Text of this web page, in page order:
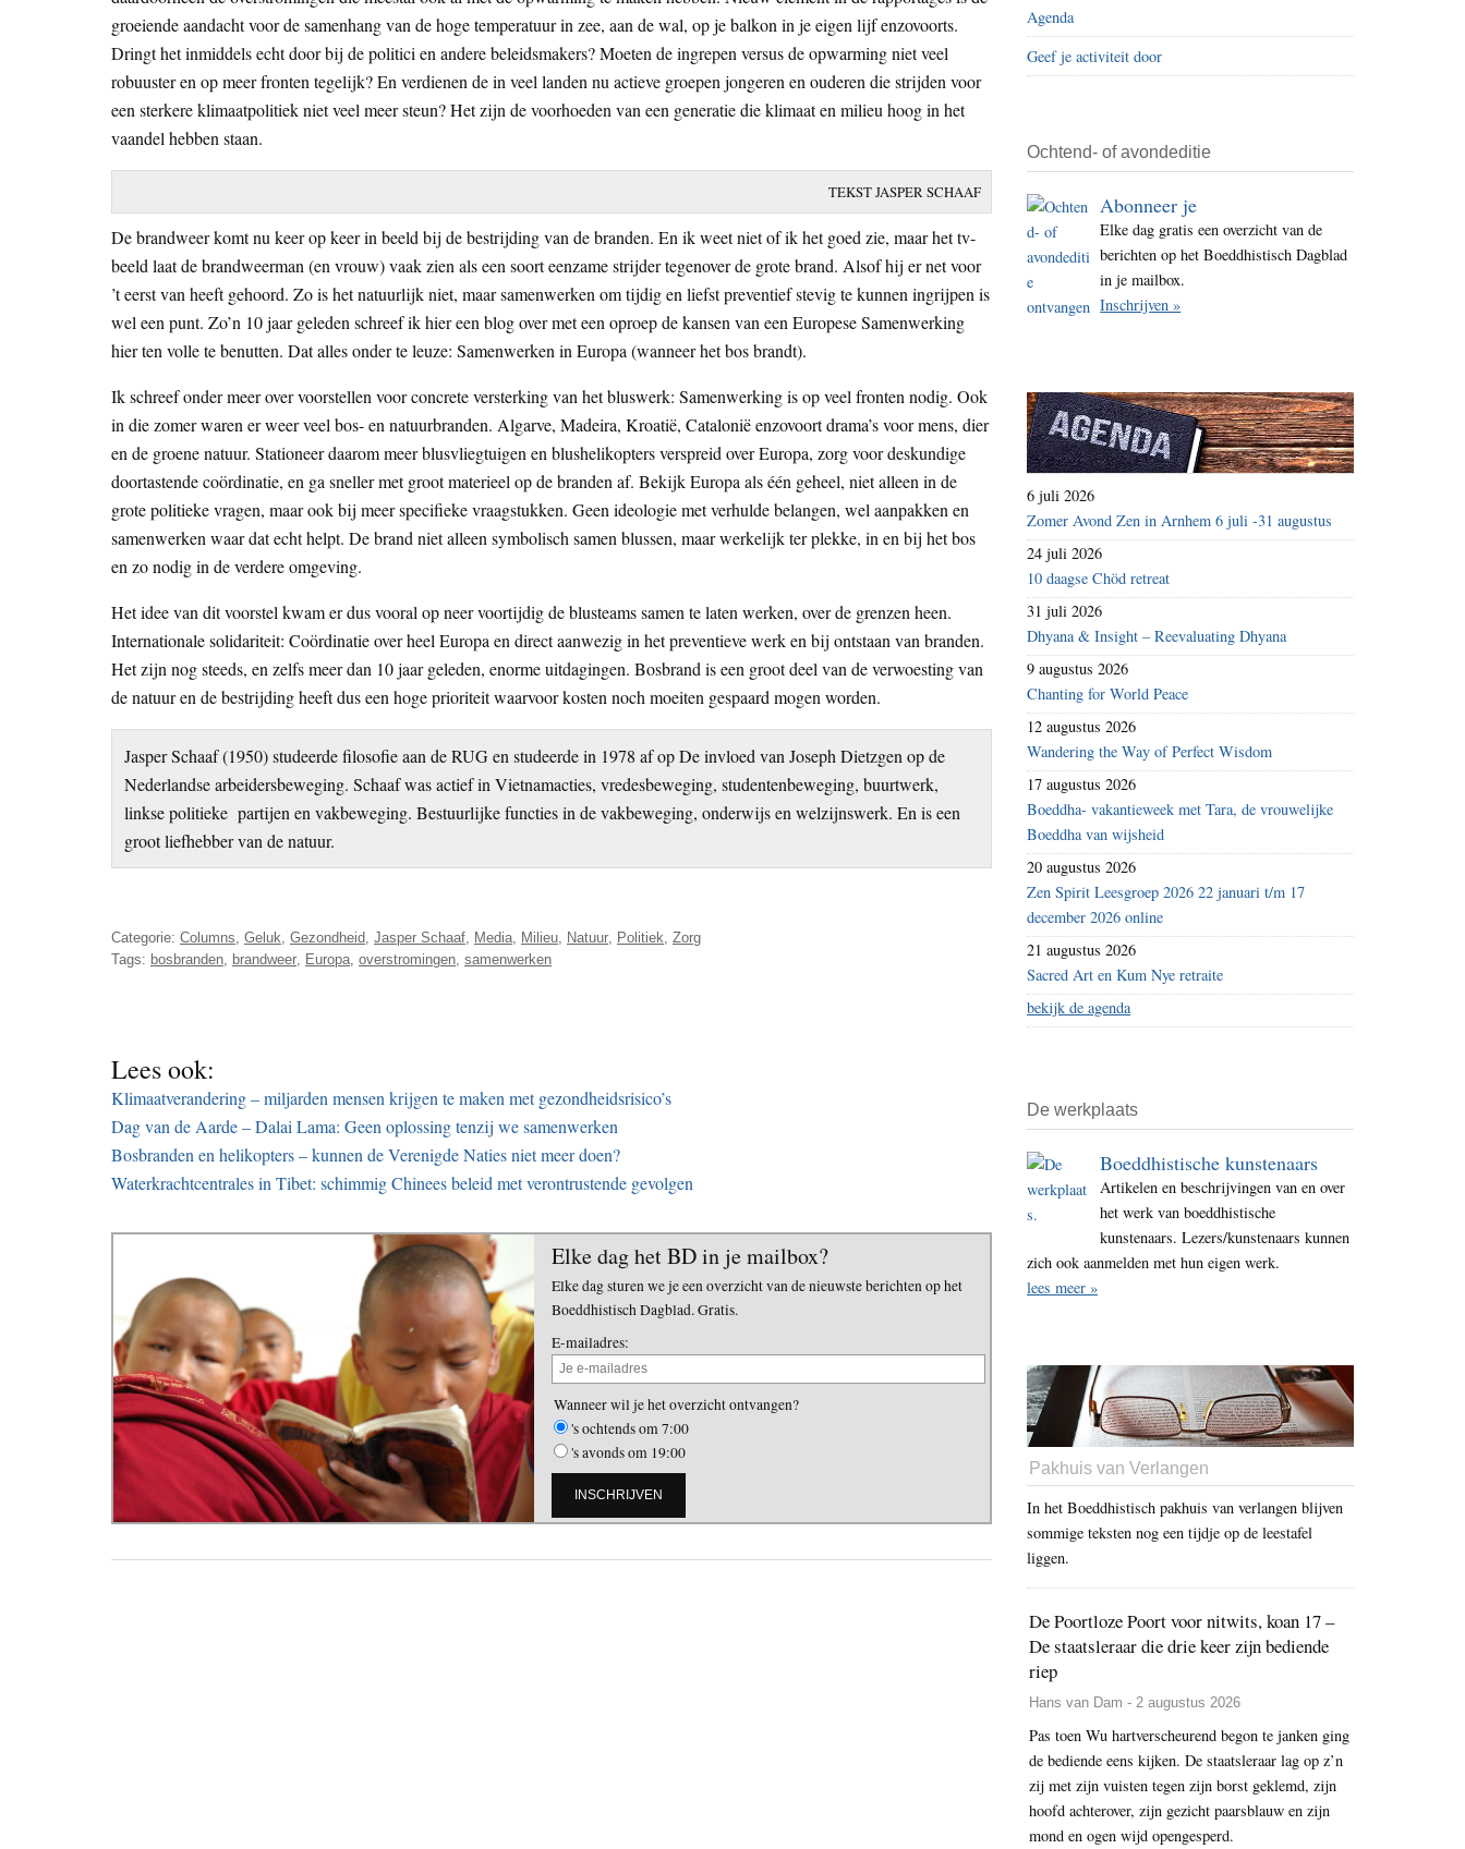
i
t
e
groeiende aandacht voor de samenhang van de hoge temperatuur in zee, aan de wal, op je balkon in je eigen lijf enzovoorts.
Dringt het inmiddels echt door bij de politici en andere beleidsmakers? Moeten de ingrepen versus de opwarming niet veel
robuuster en op meer fronten tegelijk? En verdienen de in veel landen nu actieve groepen jongeren en ouderen die strijden voor
een sterkere klimaatpolitiek niet veel meer steun? Het zijn de voorhoeden van een generatie die klimaat en milieu hoog in het
vaandel hebben staan.
TEKST JASPER SCHAAF
De brandweer komt nu keer op keer in beeld bij de bestrijding van de branden. En ik weet niet of ik het goed zie, maar het tv-
beeld laat de brandweerman (en vrouw) vaak zien als een soort eenzame strijder tegenover de grote brand. Alsof hij er net voor
’t eerst van heeft gehoord. Zo is het natuurlijk niet, maar samenwerken om tijdig en liefst preventief stevig te kunnen ingrijpen is
wel een punt. Zo’n 10 jaar geleden schreef ik hier een blog over met een oproep de kansen van een Europese Samenwerking
hier ten volle te benutten. Dat alles onder te leuze: Samenwerken in Europa (wanneer het bos brandt).
Ik schreef onder meer over voorstellen voor concrete versterking van het bluswerk: Samenwerking is op veel fronten nodig. Ook
in die zomer waren er weer veel bos- en natuurbranden. Algarve, Madeira, Kroatië, Catalonië enzovoort drama’s voor mens, dier
en de groene natuur. Stationeer daarom meer blusvliegtuigen en blushelikopters verspreid over Europa, zorg voor deskundige
doortastende coördinatie, en ga sneller met groot materieel op de branden af. Bekijk Europa als één geheel, niet alleen in de
grote politieke vragen, maar ook bij meer specifieke vraagstukken. Geen ideologie met verhulde belangen, wel aanpakken en
samenwerken waar dat echt helpt. De brand niet alleen symbolisch samen blussen, maar werkelijk ter plekke, in en bij het bos
en zo nodig in de verdere omgeving.
Het idee van dit voorstel kwam er dus vooral op neer voortijdig de blusteams samen te laten werken, over de grenzen heen.
Internationale solidariteit: Coördinatie over heel Europa en direct aanwezig in het preventieve werk en bij ontstaan van branden.
Het zijn nog steeds, en zelfs meer dan 10 jaar geleden, enorme uitdagingen. Bosbrand is een groot deel van de verwoesting van
de natuur en de bestrijding heeft dus een hoge prioriteit waarvoor kosten noch moeiten gespaard mogen worden.
Jasper Schaaf (1950) studeerde filosofie aan de RUG en studeerde in 1978 af op De invloed van Joseph Dietzgen op de
Nederlandse arbeidersbeweging. Schaaf was actief in Vietnamacties, vredesbeweging, studentenbeweging, buurtwerk,
linkse politieke partijen en vakbeweging. Bestuurlijke functies in de vakbeweging, onderwijs en welzijnswerk. En is een
groot liefhebber van de natuur.
Categorie: Columns Geluk Gezondheid Jasper Schaaf Media Milieu Natuur Politiek Zorg
Tags: bosbranden brandweer Europa overstromingen samenwerken
Lees ook:
Klimaatverandering – miljarden mensen krijgen te maken met gezondheidsrisico’s
Dag van de Aarde – Dalai Lama: Geen oplossing tenzij we samenwerken
Bosbranden en helikopters – kunnen de Verenigde Naties niet meer doen?
Waterkrachtcentrales in Tibet: schimmig Chinees beleid met verontrustende gevolgen
Elke dag het BD in je mailbox?
Elke dag sturen we je een overzicht van de nieuwste berichten op het
Boeddhistisch Dagblad. Gratis.
E-mailadres:
Wanneer wil je het overzicht ontvangen?
's ochtends om 7:00
's avonds om 19:00
Agenda
Geef je activiteit door
Ochtend- of avondeditie
Abonneer je
Elke dag gratis een overzicht van de
berichten op het Boeddhistisch Dagblad
in je mailbox.
Inschrijven »
6 juli 2026
Zomer Avond Zen in Arnhem 6 juli -31 augustus
24 juli 2026
10 daagse Chöd retreat
31 juli 2026
Dhyana & Insight – Reevaluating Dhyana
9 augustus 2026
Chanting for World Peace
12 augustus 2026
Wandering the Way of Perfect Wisdom
17 augustus 2026
Boeddha- vakantieweek met Tara, de vrouwelijke
Boeddha van wijsheid
20 augustus 2026
Zen Spirit Leesgroep 2026 22 januari t/m 17
december 2026 online
21 augustus 2026
Sacred Art en Kum Nye retraite
bekijk de agenda
De werkplaats
Boeddhistische kunstenaars
Artikelen en beschrijvingen van en over
het werk van boeddhistische
kunstenaars. Lezers/kunstenaars kunnen
zich ook aanmelden met hun eigen werk.
lees meer »
Pakhuis van Verlangen
In het Boeddhistisch pakhuis van verlangen blijven
sommige teksten nog een tijdje op de leestafel
liggen.
De Poortloze Poort voor nitwits, koan 17 –
De staatsleraar die drie keer zijn bediende
riep
Hans van Dam - 2 augustus 2026
Pas toen Wu hartverscheurend begon te janken ging
de bediende eens kijken. De staatsleraar lag op z’n
zij met zijn vuisten tegen zijn borst geklemd, zijn
hoofd achterover, zijn gezicht paarsblauw en zijn
mond en ogen wijd opengesperd.